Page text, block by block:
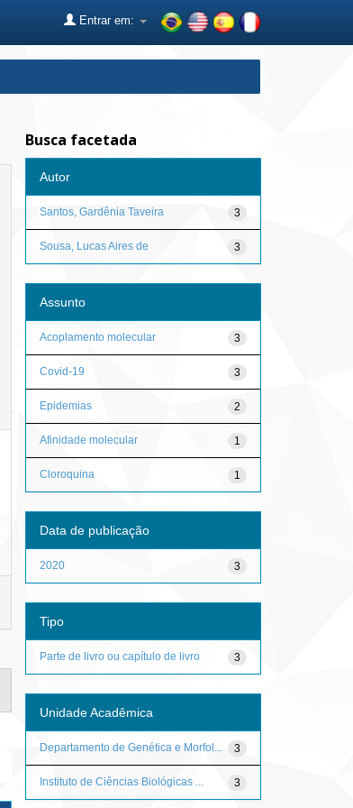
Entrar em:
Busca facetada
Autor
3
Santos, Gardênia Taveira
3
Sousa, Lucas Aires de
Assunto
3
Acoplamento molecular
3
Covid-19
2
Epidemias
1
Afinidade molecular
1
Cloroquina
Data de publicação
3
2020
Tipo
3
Parte de livro ou capítulo de livro
Unidade Acadêmica
3
Departamento de Genética e Morfol...
3
Instituto de Ciências Biológicas ...